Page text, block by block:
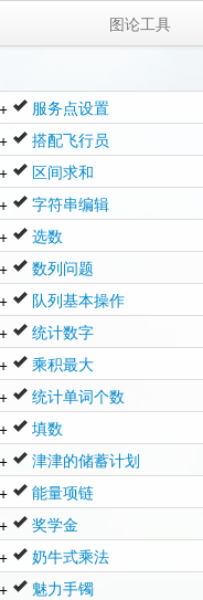
图论工具
+ 服务点设置
+ 搭配飞行员
+ 区间求和
+ 字符串编辑
+ 选数
+ 数列问题
+ 队列基本操作
+ 统计数字
+ 乘积最大
+ 统计单词个数
+ 填数
+ 津津的储蓄计划
+ 能量项链
+ 奖学金
+ 奶牛式乘法
+ 魅力手镯